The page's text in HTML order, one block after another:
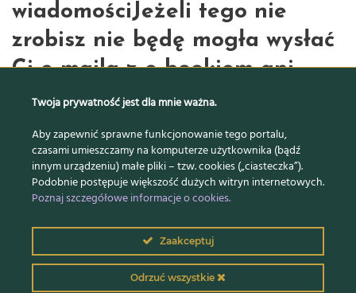
wiadomościJeżeli tego nie
zrobisz nie będę mogła wysłać
Ci e-maila z e-bookiem ani
żadnych innych wiadomości i
ominie Cię cała masa wiedzy o
biznesie online.Do
przeczytania wkrótce, Karolina
Wszelkie Prawa Zastrzeżone –
Superkobiety Onlajnu sp. z o.o.
Twoja prywatność jest dla mnie ważna.
Aby zapewnić sprawne funkcjonowanie tego portalu,
czasami umieszczamy na komputerze użytkownika (bądź
innym urządzeniu) małe pliki – tzw. cookies („ciasteczka”).
Podobnie postępuje większość dużych witryn internetowych.
Poznaj szczegółowe informacje o cookies.
Zaakceptuj
Odrzuć wszystkie